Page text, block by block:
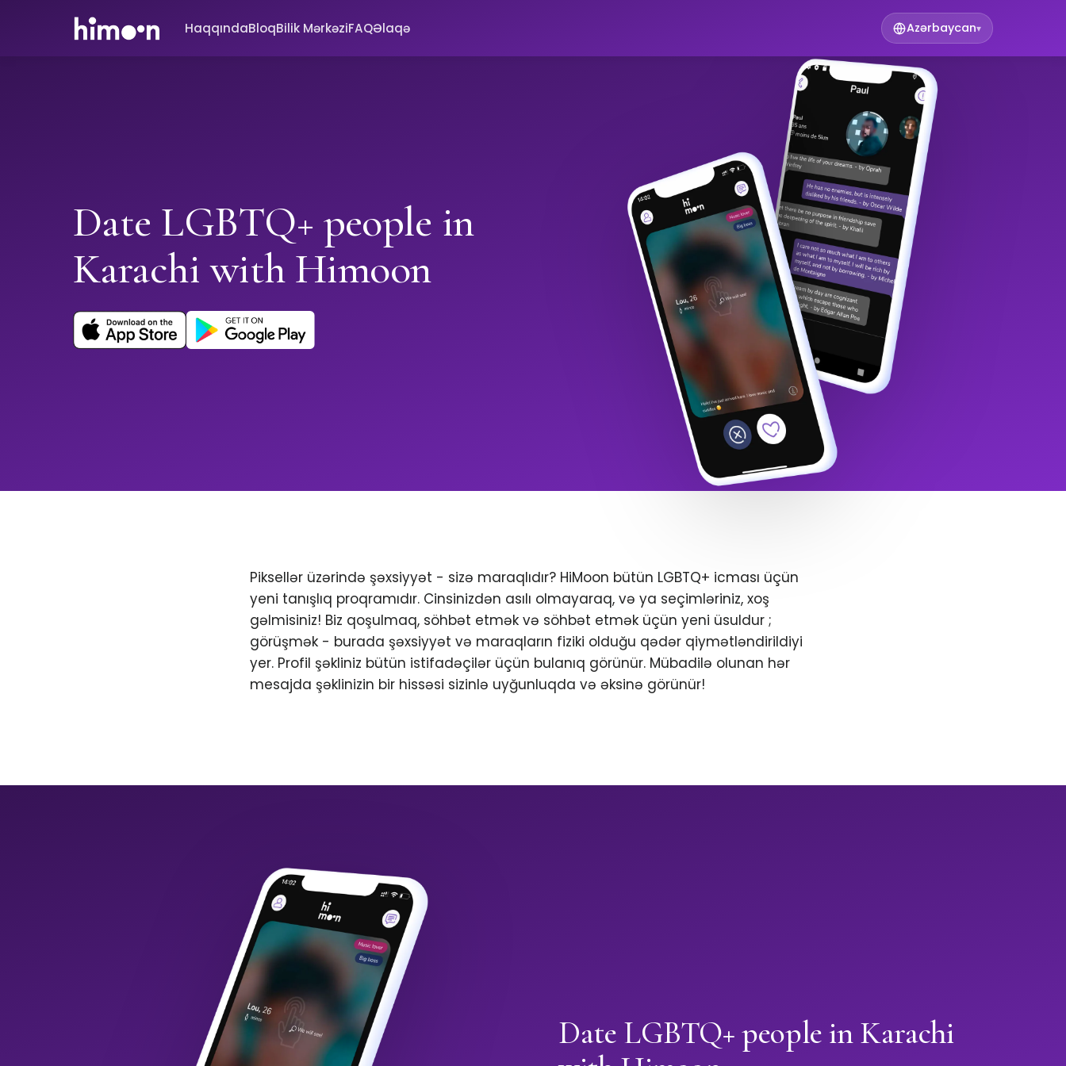
HaqqındaBloqBilik MərkəziFAQƏlaqə Azərbaycan▾
Date LGBTQ+ people in
Karachi with Himoon
Piksellər üzərində şəxsiyyət - sizə maraqlıdır? HiMoon bütün LGBTQ+ icması üçün
yeni tanışlıq proqramıdır. Cinsinizdən asılı olmayaraq, və ya seçimləriniz, xoş
gəlmisiniz! Biz qoşulmaq, söhbət etmək və söhbət etmək üçün yeni üsuldur ;
görüşmək - burada şəxsiyyət və maraqların fiziki olduğu qədər qiymətləndirildiyi
yer. Profil şəkliniz bütün istifadəçilər üçün bulanıq görünür. Mübadilə olunan hər
mesajda şəklinizin bir hissəsi sizinlə uyğunluqda və əksinə görünür!
Date LGBTQ+ people in Karachi